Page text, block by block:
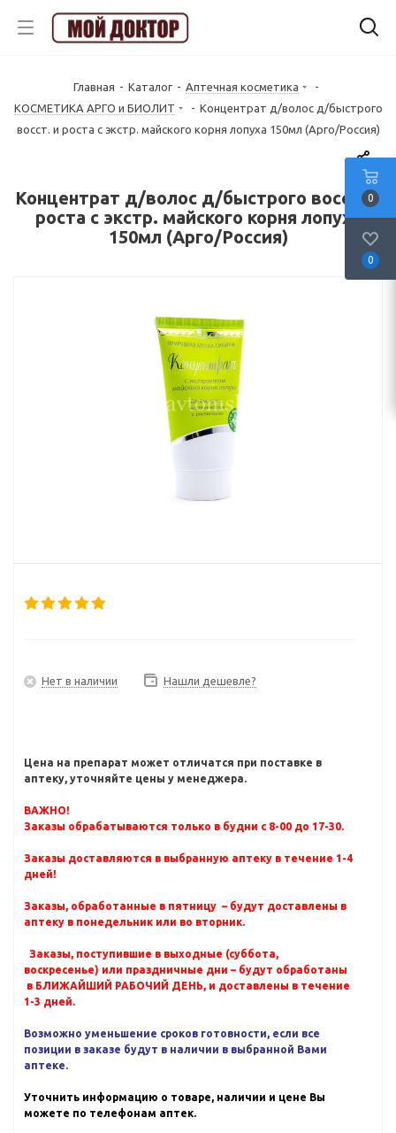
Главная - Каталог - Аптечная косметика
-
КОСМЕТИКА АРГО и БИОЛИТ
- Концентрат д/волос д/быстрого
восст. и роста с экстр. майского корня лопуха 150мл (Арго/Россия)
Концентрат д/волос д/быстрого восст. и
роста с экстр. майского корня лопуха
150мл (Арго/Россия)
Нет в наличии Нашли дешевле?
Цена на препарат может отличатся при поставке в
аптеку, уточняйте цены у менеджера.
ВАЖНО!
Заказы обрабатываются только в будни с 8-00 до 17-30.
Заказы доставляются в выбранную аптеку в течение 1-4
дней!
Заказы, обработанные в пятницу – будут доставлены в
аптеку в понедельник или во вторник.
Заказы, поступившие в выходные (суббота,
воскресенье) или праздничные дни – будут обработаны
в БЛИЖАЙШИЙ РАБОЧИЙ ДЕНЬ, и доставлены в течение
1-3 дней.
Возможно уменьшение сроков готовности, если все
позиции в заказе будут в наличии в выбранной Вами
аптеке.
Уточнить информацию о товаре, наличии и цене Вы
можете по телефонам аптек.
0
0